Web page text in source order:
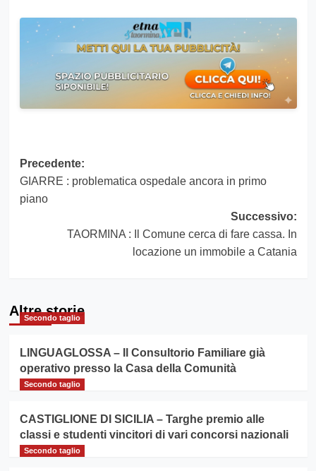
Navigazione
articolo
Precedente:
GIARRE : problematica ospedale ancora in primo
piano
Successivo:
TAORMINA : Il Comune cerca di fare cassa. In
locazione un immobile a Catania
Altre storie
Secondo taglio
LINGUAGLOSSA – Il Consultorio Familiare già
operativo presso la Casa della Comunità
Secondo taglio
CASTIGLIONE DI SICILIA – Targhe premio alle
classi e studenti vincitori di vari concorsi nazionali
Secondo taglio